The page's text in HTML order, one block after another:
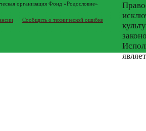
организация Фонд «Родословие»
Сообщить о технической ошибке